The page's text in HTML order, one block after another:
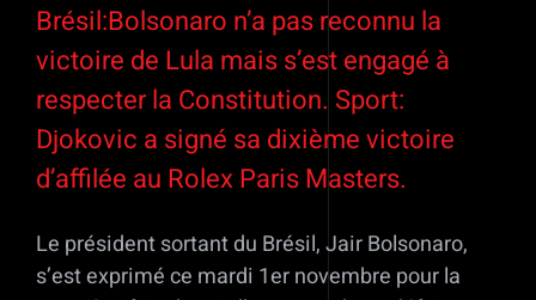
Brésil:Bolsonaro n’a pas reconnu la
victoire de Lula mais s’est engagé à
respecter la Constitution. Sport:
Djokovic a signé sa dixième victoire
d’affilée au Rolex Paris Masters.
Le président sortant du Brésil, Jair Bolsonaro,
s’est exprimé ce mardi 1er novembre pour la